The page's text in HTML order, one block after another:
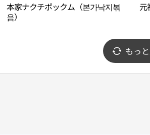
本家ナクチポックム（본가낙지볶
음）
元
もっ